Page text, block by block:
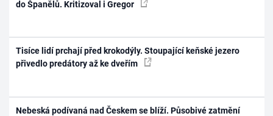
do Španělů. Kritizoval i Gregor
Tisíce lidí prchají před krokodýly. Stoupající keňské jezero
přivedlo predátory až ke dveřím
Nebeská podívaná nad Českem se blíží. Působivé zatmění